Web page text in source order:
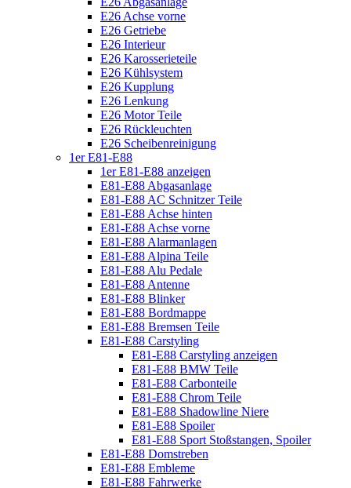
E26 Achse vorne
E26 Getriebe
E26 Interieur
E26 Karosserieteile
E26 Kühlsystem
E26 Kupplung
E26 Lenkung
E26 Motor Teile
E26 Rückleuchten
E26 Scheibenreinigung
1er E81-E88
1er E81-E88 anzeigen
E81-E88 Abgasanlage
E81-E88 AC Schnitzer Teile
E81-E88 Achse hinten
E81-E88 Achse vorne
E81-E88 Alarmanlagen
E81-E88 Alpina Teile
E81-E88 Alu Pedale
E81-E88 Antenne
E81-E88 Blinker
E81-E88 Bordmappe
E81-E88 Bremsen Teile
E81-E88 Carstyling
E81-E88 Carstyling anzeigen
E81-E88 BMW Teile
E81-E88 Carbonteile
E81-E88 Chrom Teile
E81-E88 Shadowline Niere
E81-E88 Spoiler
E81-E88 Sport Stoßstangen, Spoiler
E81-E88 Domstreben
E81-E88 Embleme
E81-E88 Fahrwerke